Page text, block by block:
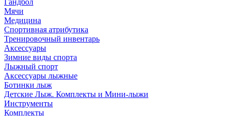
Гандбол
Мячи
Медицина
Спортивная атрибутика
Тренировочный инвентарь
Аксессуары
Зимние виды спорта
Лыжный спорт
Аксессуары лыжные
Ботинки лыж
Детские Лыж. Комплекты и Мини-лыжи
Инструменты
Комплекты